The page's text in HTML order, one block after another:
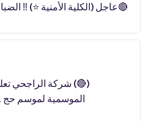
🔴عاجل (الكلية الأمنية ⭐️) ‼️
(🔴) شركة الراجحي
الموسمية لموسم حج ١٤٤٨هـ:📍 مكان العمل […]